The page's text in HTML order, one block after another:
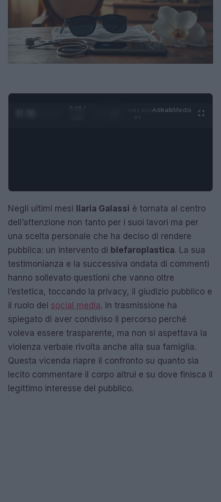
0:29 /
AdhubMedia
Negli ultimi mesi Ilaria Galassi è tornata al centro
dell’attenzione non tanto per i suoi lavori ma per
una scelta personale che ha deciso di rendere
pubblica: un intervento di blefaroplastica. La sua
testimonianza e la successiva ondata di commenti
hanno sollevato questioni che vanno oltre
l’estetica, toccando la privacy, il giudizio pubblico e
il ruolo dei social media. In trasmissione ha
spiegato di aver condiviso il percorso perché
voleva essere trasparente, ma non si aspettava la
violenza verbale rivolta anche alla sua famiglia.
Questa vicenda riapre il confronto su quanto sia
lecito commentare il corpo altrui e su dove finisca il
legittimo interesse del pubblico.